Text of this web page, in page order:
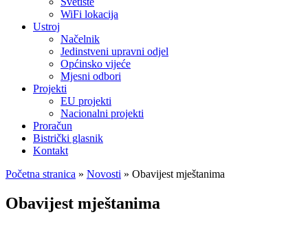
WiFi lokacija
Ustroj
Načelnik
Jedinstveni upravni odjel
Općinsko vijeće
Mjesni odbori
Projekti
EU projekti
Nacionalni projekti
Proračun
Bistrički glasnik
Kontakt
Početna stranica » Novosti » Obavijest mještanima
Obavijest mještanima